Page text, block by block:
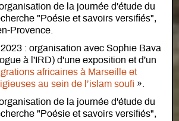
de la journée d'étude du
"Poésie et savoirs versifiés",
Provence.
: organisation avec Sophie Bava
à l'IRD) d'une exposition et d'un
africaines à Marseille et
au sein de l’islam soufi ».
de la journée d'étude du
"Poésie et savoirs versifiés",